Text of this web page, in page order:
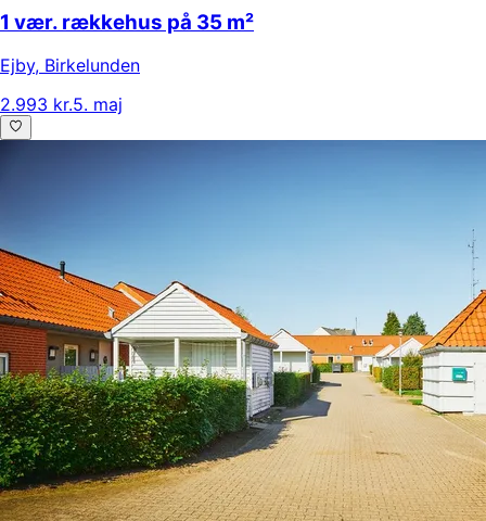
1 vær. rækkehus på 35 m²
Ejby, Birkelunden
2.993 kr.5. maj